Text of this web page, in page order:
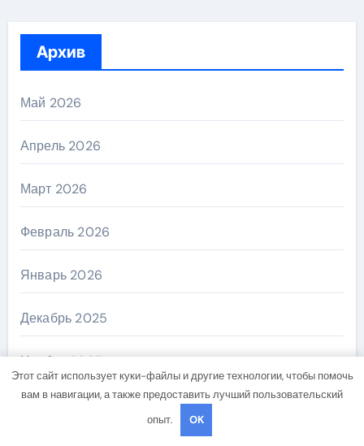
Архив
Май 2026
Апрель 2026
Март 2026
Февраль 2026
Январь 2026
Декабрь 2025
Ноябрь 2025
Сентябрь 2025
Этот сайт использует куки-файлы и другие технологии, чтобы помочь
вам в навигации, а также предоставить лучший пользовательский
опыт.
OK